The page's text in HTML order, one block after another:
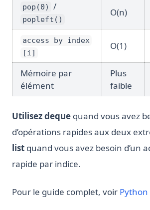
pop(0) /
popleft()
O(n)
access by index
[i]
O(1)
Mémoire par
élément
Plus
faible
Utilisez deque quand vous avez
d’opérations rapides aux deux
list quand vous avez besoin d’un
rapide par indice.
Pour le guide complet, voir